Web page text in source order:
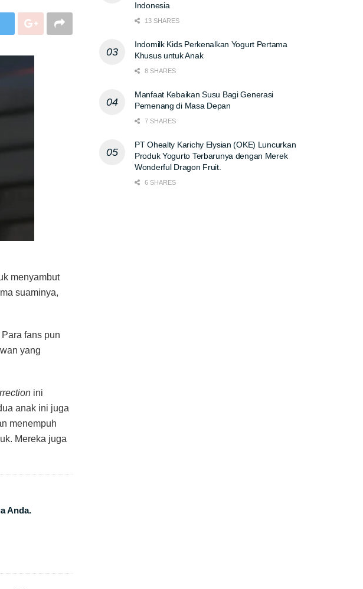
menyambut
suaminya,
fans pun
yang
ini
anak ini juga
menempuh
Mereka juga
Anda.
Indonesia
13 SHARES
Indomilk Kids Perkenalkan Yogurt Pertama
Khusus untuk Anak
8 SHARES
Manfaat Kebaikan Susu Bagi Generasi
Pemenang di Masa Depan
7 SHARES
PT Ohealty Karichy Elysian (OKE) Luncurkan
Produk Yogurto Terbarunya dengan Merek
Wonderful Dragon Fruit.
6 SHARES